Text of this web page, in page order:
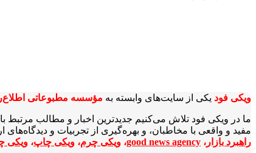
ویکی‌ فود یکی از سایت‌های وابسته به مؤسسه مطبوعاتی
ما در ویکی‌ فود تلاش می‌کنیم جدیدترین اخبار و مطالب
مفید و واقعی با مخاطبان، و بهره‌گیری از تجربیات و
راهبرد بازار ، good news agency، ویکی چرم، ویکی چاپ، ویکی